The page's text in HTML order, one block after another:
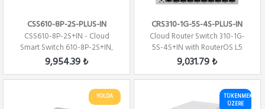
CSS610-8P-2S-PLUS-IN
CSS610-8P-2S+IN - Cloud
Smart Switch 610-8P-2S+IN,
(SwitchOS)
9,954.39 ₺
CRS310-1G-5S-4S-PLUS-IN
Cloud Router Switch 310-1G-
5S-4S+IN with RouterOS L5
license
9,031.79 ₺
YOLDA
TÜKENMEK
ÜZERE